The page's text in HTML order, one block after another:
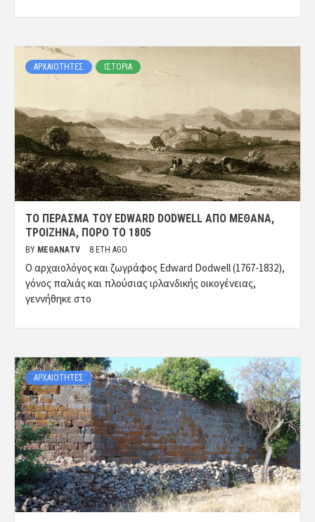
ΑΡΧΑΙΟΤΗΤΕΣ ΙΣΤΟΡΙΑ
ΤΟ ΠΈΡΑΣΜΑ ΤΟΥ EDWARD DODWELL ΑΠΟ ΜΈΘΑΝΑ,
ΤΡΟΙΖΉΝΑ, ΠΌΡΟ ΤΟ 1805
BY ΜΈΘΑΝΑTV 8 ΈΤΗ AGO
O αρχαιολόγος και ζωγράφος Edward Dodwell (1767-1832),
γόνος παλιάς και πλούσιας ιρλανδικής οικογένειας,
γεννήθηκε στο
ΑΡΧΑΙΟΤΗΤΕΣ